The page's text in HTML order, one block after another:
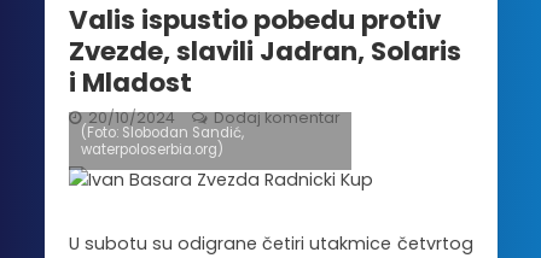
Valis ispustio pobedu protiv
Zvezde, slavili Jadran, Solaris
i Mladost
20/10/2024 Dodaj komentar
(Foto: Slobodan Sandić,
waterpoloserbia.org)
U subotu su odigrane četiri utakmice četvrtog